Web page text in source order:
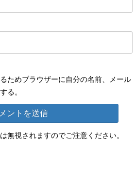
ためブラウザーに自分の名前、メール
る。
無視されますのでご注意ください。